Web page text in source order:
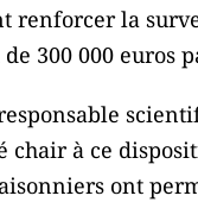
renforcer la
300 000 euros
à ce
ont